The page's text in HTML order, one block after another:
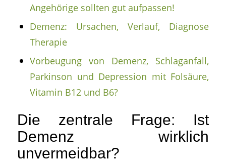
Angehörige sollten gut aufpassen!
Demenz: Ursachen, Verlauf, Diagnose
Therapie
Vorbeugung von Demenz, Schlaganfall,
Parkinson und Depression mit Folsäure,
Vitamin B12 und B6?
Die zentrale Frage: Ist
Demenz wirklich
unvermeidbar?